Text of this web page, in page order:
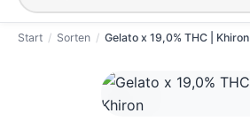
Start Sorten Gelato x 19,0% THC | Khiron